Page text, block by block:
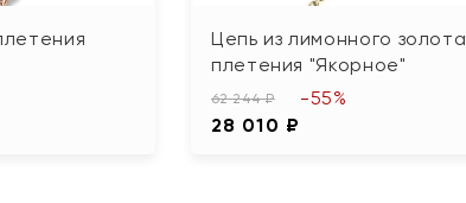
Цепь из лимонного золота
плетения "Якорное"
62 244 ₽
28 010 ₽
-55%